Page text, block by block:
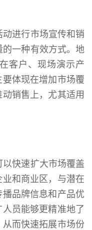
进行市场宣传和销
一种有效方式。地
客户、现场演示产
体现在增加市场覆
销售上，尤其适用
快速扩大市场覆盖
和商业区，与潜在
品牌信息和产品优
员能够更精准地了
而快速拓展市场份